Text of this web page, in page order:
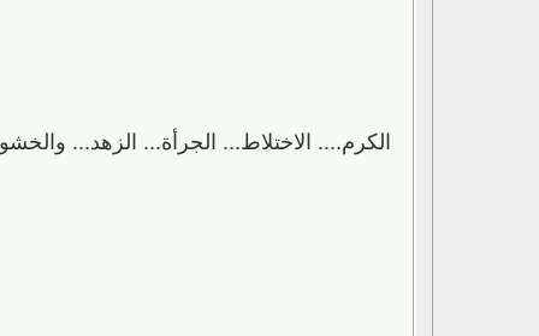
الكرم.... الاختلاط... الجرأة... الزهد...